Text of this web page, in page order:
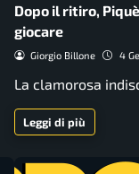
Dopo il ritiro,
giocare
Giorgio Billone 4
La clamorosa
Leggi di più